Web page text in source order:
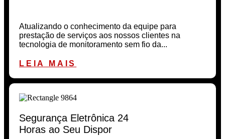
Atualizando o conhecimento da equipe para
prestação de serviços aos nossos clientes na
tecnologia de monitoramento sem fio da...
LEIA MAIS
Segurança Eletrônica 24
Horas ao Seu Dispor